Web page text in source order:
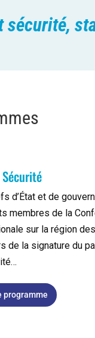
sécurité,
d’État et de
membres de la
sur la région
de la signature du
programme